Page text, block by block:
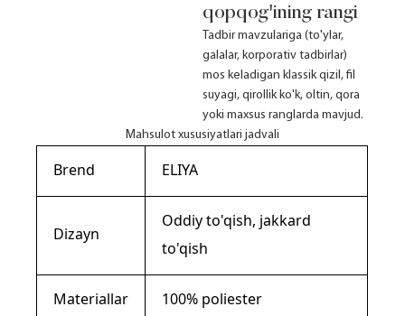
qopqog'ining rangi
Tadbir mavzulariga (to'ylar,
galalar, korporativ tadbirlar)
mos keladigan klassik qizil, fil
suyagi, qirollik ko'k, oltin, qora
yoki maxsus ranglarda mavjud.
Mahsulot xususiyatlari jadvali
Brend ELIYA
Dizayn
Oddiy to'qish, jakkard
to'qish
Materiallar 100% poliester